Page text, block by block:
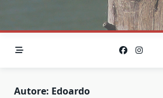
Autore: Edoardo